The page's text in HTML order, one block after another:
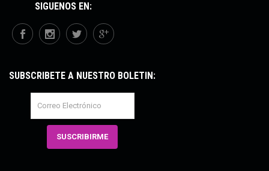
SÍGUENOS EN:
SUBSCRÍBETE A NUESTRO BOLETÍN: